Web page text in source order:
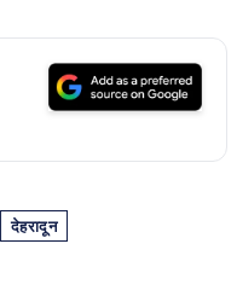
देहरादून